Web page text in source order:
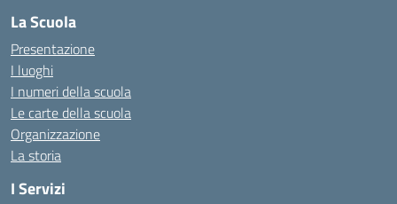
La Scuola
Presentazione
I luoghi
I numeri della scuola
Le carte della scuola
Organizzazione
La storia
I Servizi